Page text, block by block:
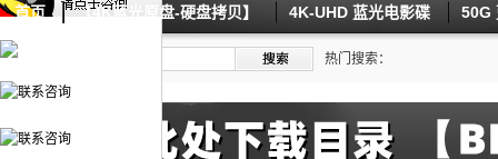
首页 【4K蓝光原盘-硬盘拷贝】 4K-UHD 蓝光电影碟 50G
热门搜索：